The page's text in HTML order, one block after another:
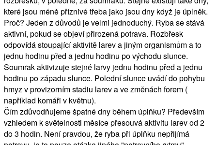
které jsou méně příznivé třeba jako jsou dny když je úplněk.
Proč? Jeden z důvodů je velmi jednoduchý. Ryba se stává
aktivní, pokud se objeví přirozená potrava. Rozbřesk
odpovídá stoupající aktivitě larev a jiným organismům a to
jednu hodinu před a jednu hodinu po východu slunce.
Soumrak aktivizuje stejné larvy jednu hodinu před a jednu
hodinu po západu slunce. Polední slunce uvádí do pohybu
hmyz v provizorním stadiu larev a ve změnách forem (
například komáři v květnu).
Čím zdůvodňujeme špatné dny během úplňku? Především
vzhledem k světelnosti měsíce přesouvá aktivitu larev od 2
do 3 hodin. Není pravdou, že ryba při úplňku nepřijímá